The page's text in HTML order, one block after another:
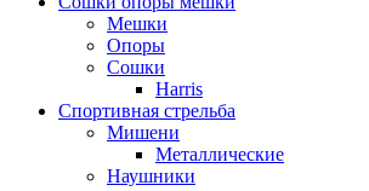
Мешки
Опоры
Сошки
Harris
Спортивная стрельба
Мишени
Металлические
Наушники